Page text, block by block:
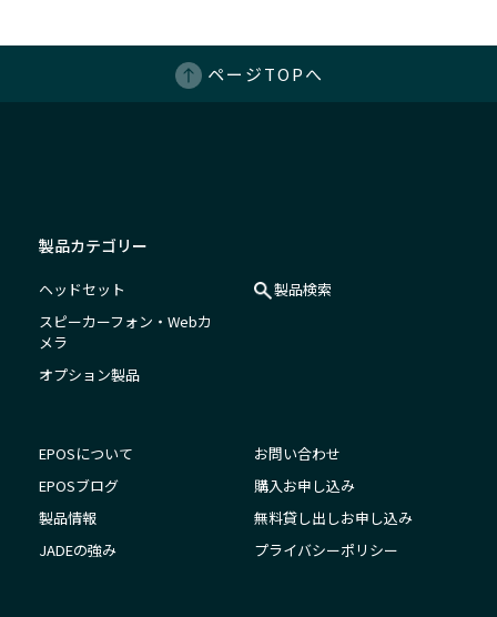
ページTOPへ
製品カテゴリー
ヘッドセット
スピーカーフォン・Webカ
メラ
オプション製品
製品検索
EPOSについて
EPOSブログ
製品情報
JADEの強み
お問い合わせ
購入お申し込み
無料貸し出しお申し込み
プライバシーポリシー